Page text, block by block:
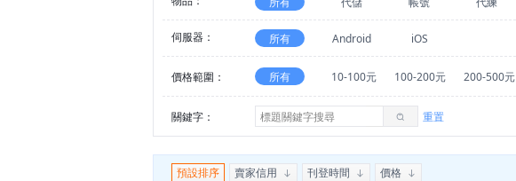
伺服器： 所有 Android iOS
價格範圍： 所有 10-100元 100-200元 200-500元
關鍵字： 重置
預設排序 賣家信用 刊登時間 價格